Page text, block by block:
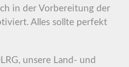
in der Vorbereitung der
Alles sollte perfekt
unsere Land- und